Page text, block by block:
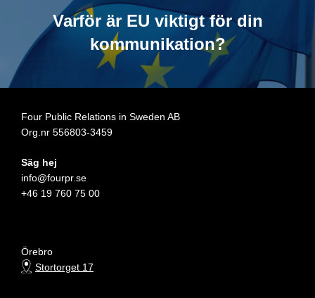
Varför är EU viktigt för din
kommunikation?
Four Public Relations in Sweden AB
Org.nr 556803-3459
Säg hej
info@fourpr.se
+46 19 760 75 00
Örebro
Stortorget 17